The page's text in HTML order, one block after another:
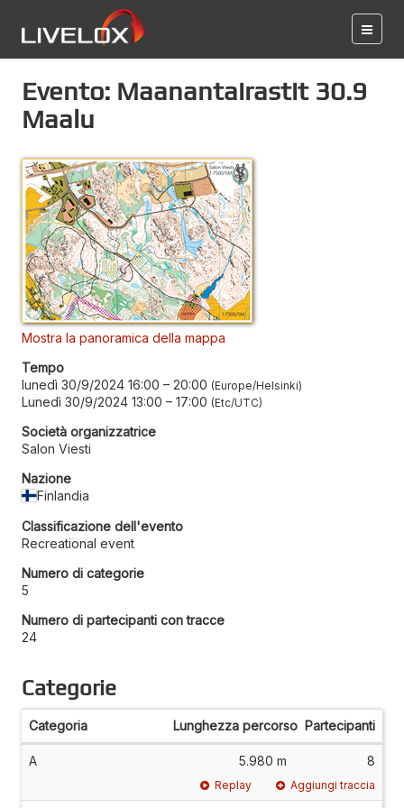
Evento: Maanantairastit 30.9
Maalu
Mostra la panoramica della mappa
Tempo
lunedì 30/9/2024 16:00 – 20:00 Europe/Helsinki
Lunedì 30/9/2024 13:00 – 17:00 Etc/UTC
Società organizzatrice
Salon Viesti
Nazione
Finlandia
Classificazione dell'evento
Recreational event
Numero di categorie
5
Numero di partecipanti con tracce
24
Categorie
Categoria Lunghezza percorso Partecipanti
A 5.980 m 8
Replay Aggiungi traccia